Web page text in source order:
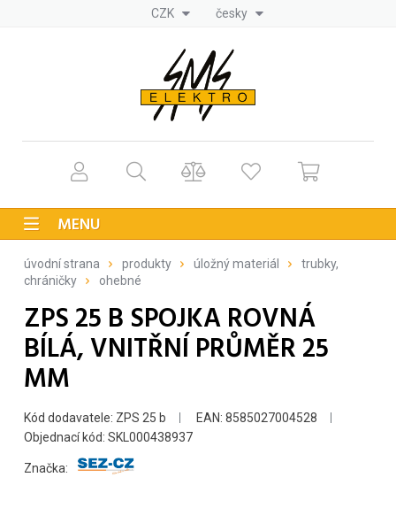
CZK česky
MENU
úvodní strana produkty úložný materiál
trubky,
chráničky
ohebné
ZPS 25 B SPOJKA ROVNÁ
BÍLÁ, VNITŘNÍ PRŮMĚR 25
MM
Kód dodavatele: ZPS 25 b
EAN: 8585027004528
Objednací kód: SKL000438937
Značka: